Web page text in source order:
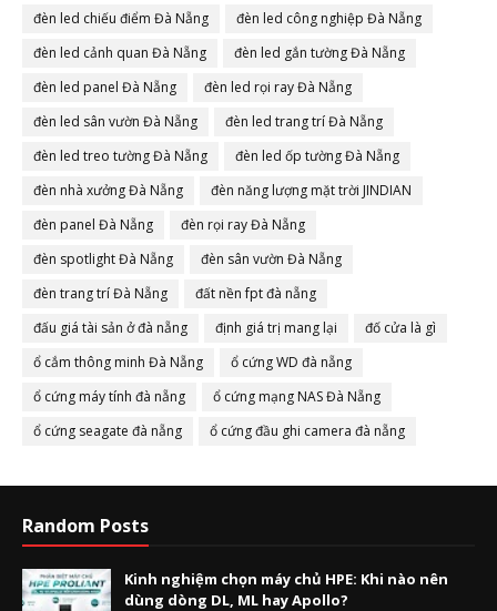
đèn led chiếu điểm Đà Nẵng
đèn led công nghiệp Đà Nẵng
đèn led cảnh quan Đà Nẵng
đèn led gắn tường Đà Nẵng
đèn led panel Đà Nẵng
đèn led rọi ray Đà Nẵng
đèn led sân vườn Đà Nẵng
đèn led trang trí Đà Nẵng
đèn led treo tường Đà Nẵng
đèn led ốp tường Đà Nẵng
đèn nhà xưởng Đà Nẵng
đèn năng lượng mặt trời JINDIAN
đèn panel Đà Nẵng
đèn rọi ray Đà Nẵng
đèn spotlight Đà Nẵng
đèn sân vườn Đà Nẵng
đèn trang trí Đà Nẵng
đất nền fpt đà nẵng
đấu giá tài sản ở đà nẵng
định giá trị mang lại
đố cửa là gì
ổ cắm thông minh Đà Nẵng
ổ cứng WD đà nẵng
ổ cứng máy tính đà nẵng
ổ cứng mạng NAS Đà Nẵng
ổ cứng seagate đà nẵng
ổ cứng đầu ghi camera đà nẵng
Random Posts
Kinh nghiệm chọn máy chủ HPE: Khi nào nên
dùng dòng DL, ML hay Apollo?